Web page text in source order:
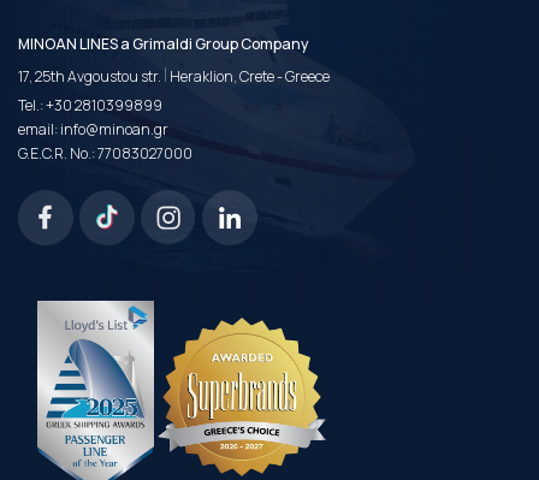
MINOAN LINES a Grimaldi Group Company
17, 25th Avgoustou str. | Heraklion, Crete - Greece
Tel.:+30 2810399899
email:info@minoan.gr
G.E.C.R. No.: 77083027000